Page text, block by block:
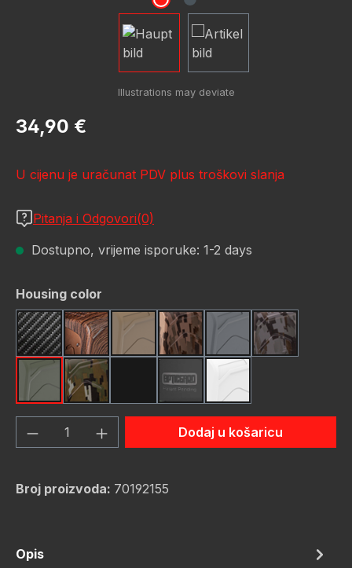
Redovna cijena:
34,90 €
U cijenu je uračunat PDV plus troškovi slanja
Pitanja i Odgovori(0)
Dostupno, vrijeme isporuke: 1-2 days
Odaberi
Housing color
Carbon FiberDark WoodFDE (Flat Dark Earth)
FDE CamoGunmetalGunmetal
OD GreenOD Green Camoschwarzweiß
Količina proizvoda: Unesite željenu
Dodaj u košaricu
Broj proizvoda: 70192155
Opis